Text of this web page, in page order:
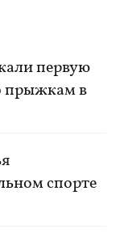
первую
прыжкам в
спорте